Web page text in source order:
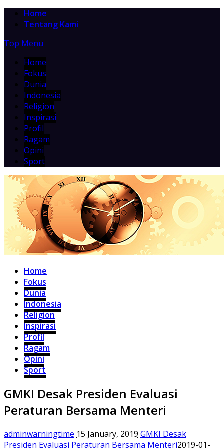
Home
Tentang Kami
Top Menu
Home
Fokus
Dunia
Indonesia
Religion
Inspirasi
Profil
Ragam
Opini
Sport
Home
Fokus
Dunia
Indonesia
Religion
Inspirasi
Profil
Ragam
Opini
Sport
GMKI Desak Presiden Evaluasi
Peraturan Bersama Menteri
adminwarningtime 15 January, 2019 GMKI Desak
Presiden Evaluasi Peraturan Bersama Menteri2019-01-